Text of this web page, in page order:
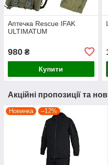
Аптечка Rescue IFAK
ULTIMATUM
980 ₴
Купити
Акційні пропозиції та
Новинка –12%